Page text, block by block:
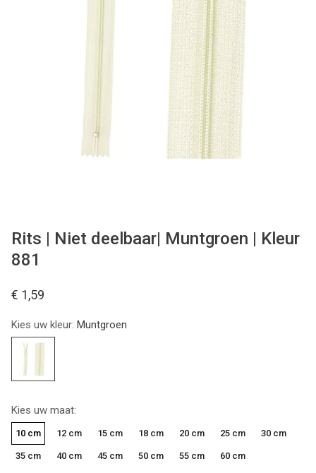
Rits | Niet deelbaar| Muntgroen | Kleur
881
€ 1,59
Kies uw kleur: Muntgroen
Kies uw maat:
10 cm 12 cm 15 cm 18 cm 20 cm 25 cm 30 cm
35 cm 40 cm 45 cm 50 cm 55 cm 60 cm